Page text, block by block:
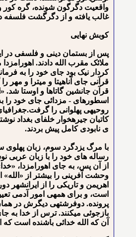
واقعیت دگرگون شونده، گره کور
غالب یافته و از دگرگشت فلسفه
کوبش نهایی
پس از بستمان دینی و فلسفی در
کردار نیک بود جای خود را به
قرآنی جای آناهیتا و میترا و مهر
قرآن جانشین گاتاها و اوستا
اسطوره⁯ای - مزدائی جای خود
روحیه⁯ی پهلوانی را
کاتبان جیره⁯خوار خلفای بغداد
ی نابودی کامل پیش بردند.
با مرگ یزدگرد سوم، زبان پهلوی
رساله های خود را با زبان عربی
از آن پس، به جای اهورامزدا،
وحشت آفرینی را بیشتر از «الله»
اهریمن و تاریکی را از ایرانشهر
است، و برای همه⁯ی امور آدمی
پرونده. دوفرشته⁯ی دیگرش در
بازجوئی می⁯کنند. ترس از خدا به
آن که الله خدائی باشنده است